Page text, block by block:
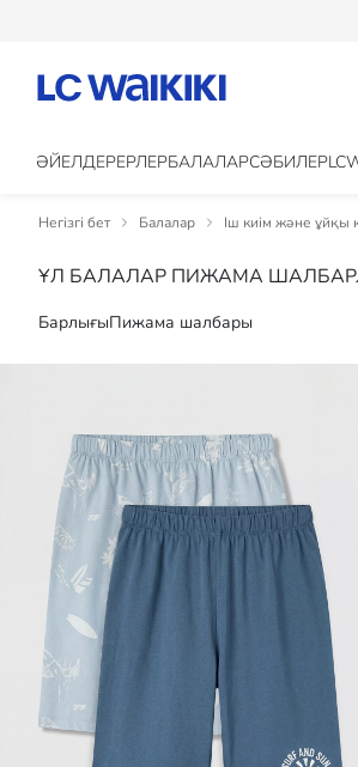
ӘЙЕЛДЕРЕРЛЕРБАЛАЛАРCӘБИЛЕР
Негізгі бет Балалар Іш киім және ұйқы
ҰЛ БАЛАЛАР ПИЖАМА
БарлығыПижама шалбары